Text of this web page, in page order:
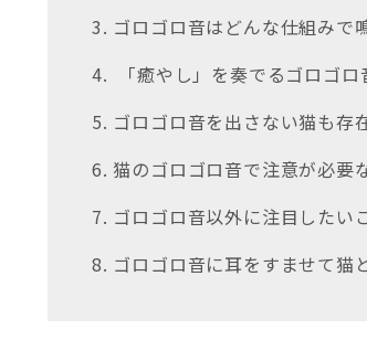
3. ゴロゴロ音はどんな仕組みで
4. 「癒やし」を奏でるゴロゴロ
5. ゴロゴロ音を出さない猫も存
6. 猫のゴロゴロ音で注意が必要
7. ゴロゴロ音以外に注目したい
8. ゴロゴロ音に耳をすませて猫